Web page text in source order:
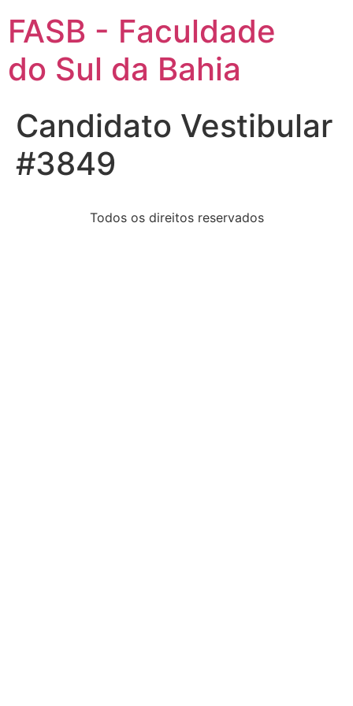
FASB - Faculdade
do Sul da Bahia
Candidato Vestibular
#3849
Todos os direitos reservados